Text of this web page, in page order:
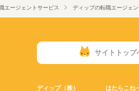
エージェントサービス ディップの転職エージェ
サイトトップ
ディップ（株） はたらこね